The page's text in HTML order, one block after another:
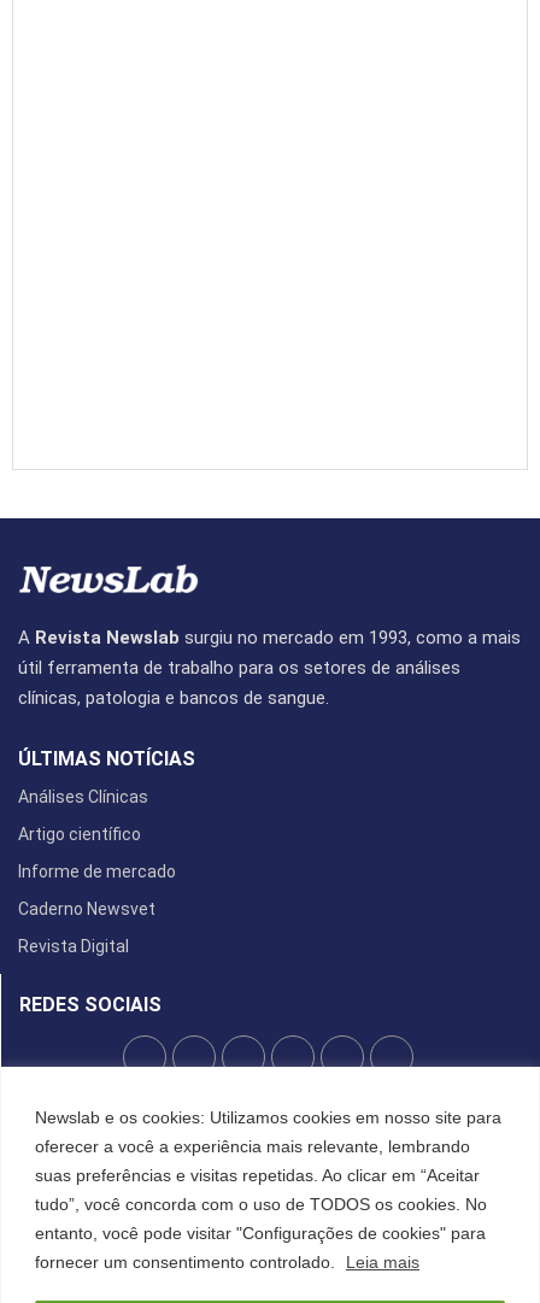
Newslab e os cookies: Utilizamos cookies em nosso site para
oferecer a você a experiência mais relevante, lembrando
suas preferências e visitas repetidas. Ao clicar em “Aceitar
tudo”, você concorda com o uso de TODOS os cookies. No
entanto, você pode visitar "Configurações de cookies" para
fornecer um consentimento controlado.
Leia mais
A Revista Newslab surgiu no mercado em 1993, como a mais
útil ferramenta de trabalho para os setores de análises
clínicas, patologia e bancos de sangue.
ÚLTIMAS NOTÍCIAS
Análises Clínicas
Artigo científico
Informe de mercado
Caderno Newsvet
Revista Digital
REDES SOCIAIS
POLÍTICA DE PRIVACIDADE
Cookies
©2022 All Right Reserved. Designed and Developed by FCDesign